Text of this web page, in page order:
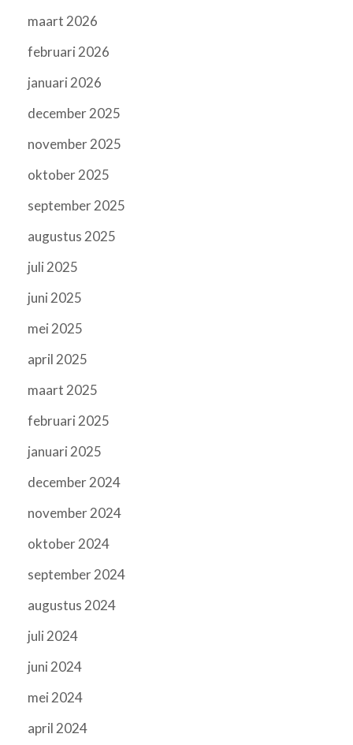
maart 2026
februari 2026
januari 2026
december 2025
november 2025
oktober 2025
september 2025
augustus 2025
juli 2025
juni 2025
mei 2025
april 2025
maart 2025
februari 2025
januari 2025
december 2024
november 2024
oktober 2024
september 2024
augustus 2024
juli 2024
juni 2024
mei 2024
april 2024